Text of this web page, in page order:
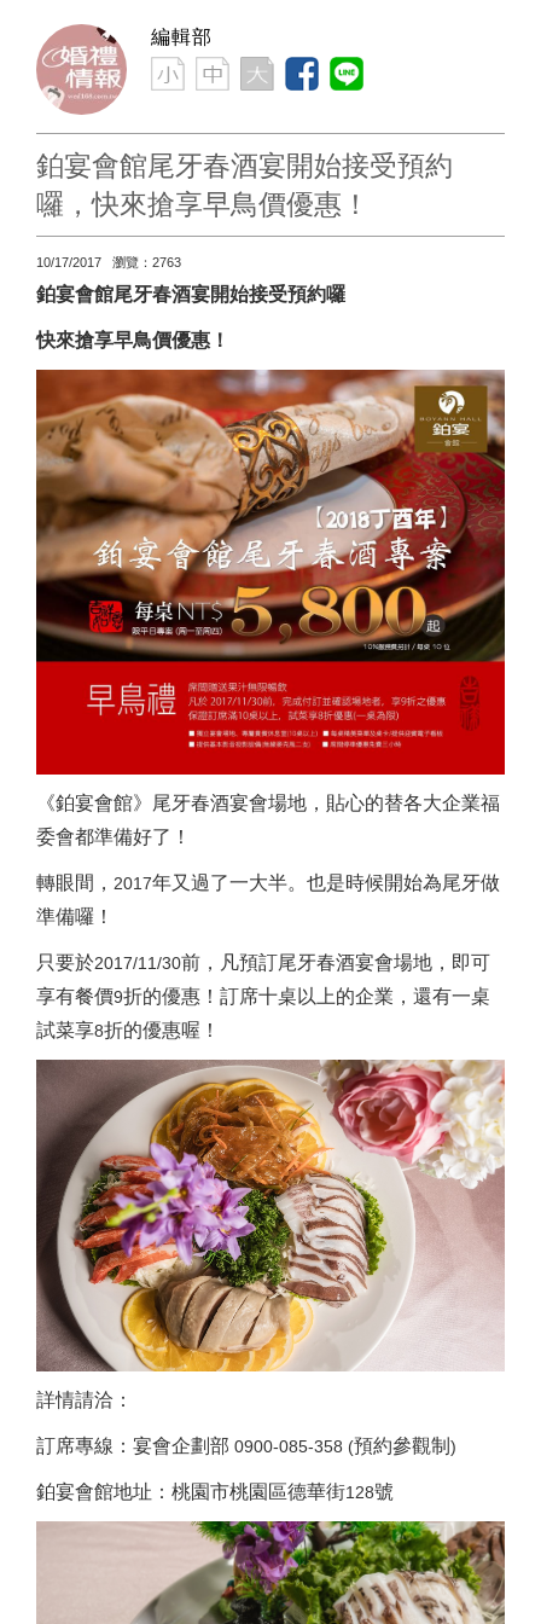
編輯部
鉑宴會館尾牙春酒宴開始接受預約
囉，快來搶享早鳥價優惠！
10/17/2017 瀏覽：2763
鉑宴會館尾牙春酒宴開始接受預約囉
快來搶享早鳥價優惠！
《鉑宴會館》尾牙春酒宴會場地，貼心的替各大企業福
委會都準備好了！
轉眼間， 2017年又過了一大半。也是時候開始為尾牙做
準備囉！
只要於2017/11/30前，凡預訂尾牙春酒宴會場地，即可
享有餐價9折的優惠！訂席十桌以上的企業，還有一桌
試菜享8折的優惠喔！
詳情請洽：
訂席專線：宴會企劃部 0900-085-358 (預約參觀制 )
鉑宴會館地址：桃園市桃園區德華街128號